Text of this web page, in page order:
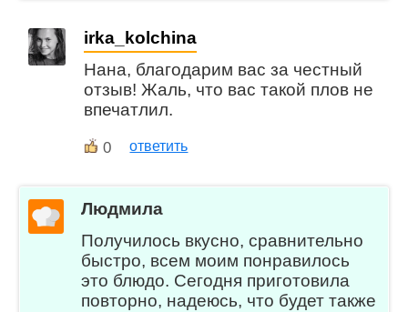
irka_kolchina
Нана, благодарим вас за честный
отзыв! Жаль, что вас такой плов не
впечатлил.
0 ответить
Людмила
Получилось вкусно, сравнительно
быстро, всем моим понравилось
это блюдо. Сегодня приготовила
повторно, надеюсь, что будет также